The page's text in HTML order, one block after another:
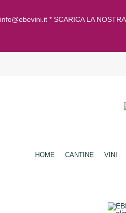
info@ebevini.it * SCARICA LA NOSTRA
HOME CANTINE VINI